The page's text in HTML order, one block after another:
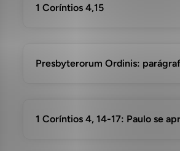
1 Coríntios 4,15
Presbyterorum Ordinis:
1 Coríntios 4, 14-17: Paulo se